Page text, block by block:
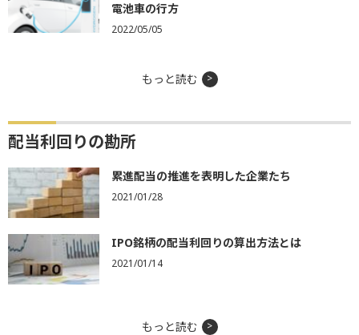
電池車の行方
2022/05/05
もっと読む
配当利回りの勘所
累進配当の推進を表明した企業たち
2021/01/28
IPO銘柄の配当利回りの算出方法とは
2021/01/14
もっと読む